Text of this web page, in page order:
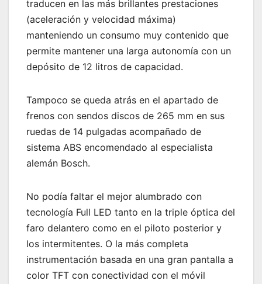
traducen en las más brillantes prestaciones
(aceleración y velocidad máxima)
manteniendo un consumo muy contenido que
permite mantener una larga autonomía con un
depósito de 12 litros de capacidad.
Tampoco se queda atrás en el apartado de
frenos con sendos discos de 265 mm en sus
ruedas de 14 pulgadas acompañado de
sistema ABS encomendado al especialista
alemán Bosch.
No podía faltar el mejor alumbrado con
tecnología Full LED tanto en la triple óptica del
faro delantero como en el piloto posterior y
los intermitentes. O la más completa
instrumentación basada en una gran pantalla a
color TFT con conectividad con el móvil